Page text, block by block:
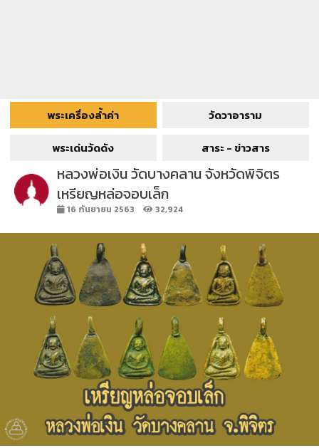
พระเครื่องล้ำค่า
วัดวาอาราม
พระเด่นวัดดัง
สาระ - ข่าวสาร
หลวงพ่อเงิน วัดบางคลาน จังหวัดพิจิตร
เหรียญหล่อจอบเล็ก
16 กันยายน 2563 32,924